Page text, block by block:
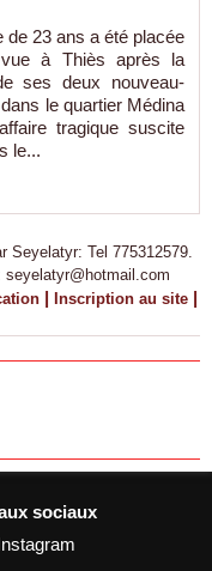
de 23 ans a été placée
à Thiès après la
ses deux nouveau-
le quartier Médina
tragique suscite
le...
Seyelatyr: Tel 775312579.
| Inscription au site |
sociaux